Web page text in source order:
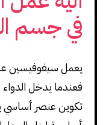
في جسم
يعمل سيفوفيسين
فعندما يدخل الدواء
تكوين عنصر